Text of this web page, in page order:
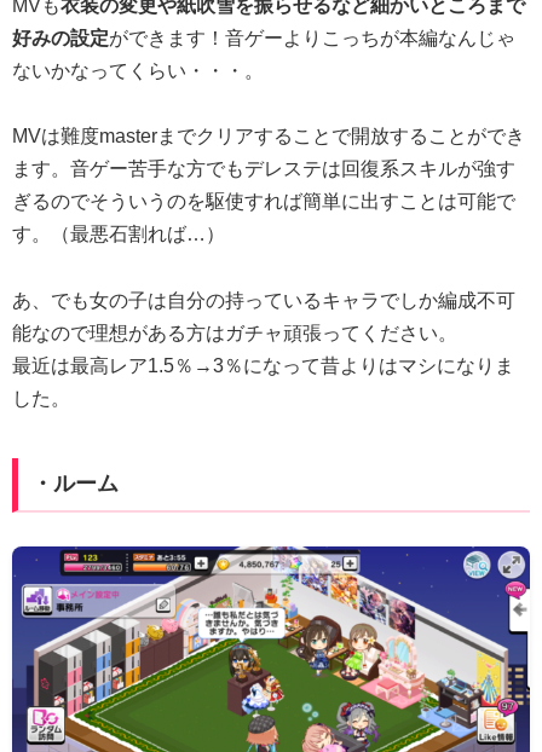
MVも衣装の変更や紙吹雪を振らせるなど細かいところまで
好みの設定ができます！音ゲーよりこっちが本編なんじゃ
ないかなってくらい・・・。
MVは難度masterまでクリアすることで開放することができ
ます。音ゲー苦手な方でもデレステは回復系スキルが強す
ぎるのでそういうのを駆使すれば簡単に出すことは可能で
す。（最悪石割れば…）
あ、でも女の子は自分の持っているキャラでしか編成不可
能なので理想がある方はガチャ頑張ってください。
最近は最高レア1.5％→3％になって昔よりはマシになりま
した。
・ルーム